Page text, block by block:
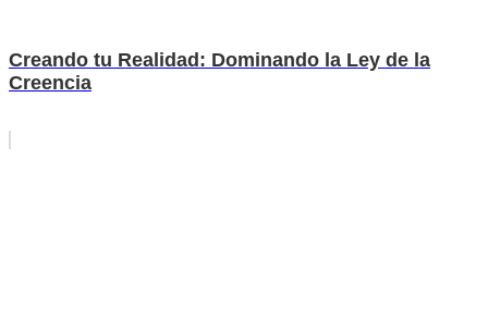
Creando tu Realidad: Dominando la Ley de la
Creencia